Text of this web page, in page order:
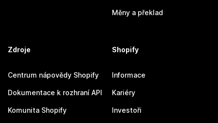
Měny a překlad
Zdroje
Centrum nápovědy Shopify
Dokumentace k rozhraní API
Komunita Shopify
Shopify
Informace
Kariéry
Investoři